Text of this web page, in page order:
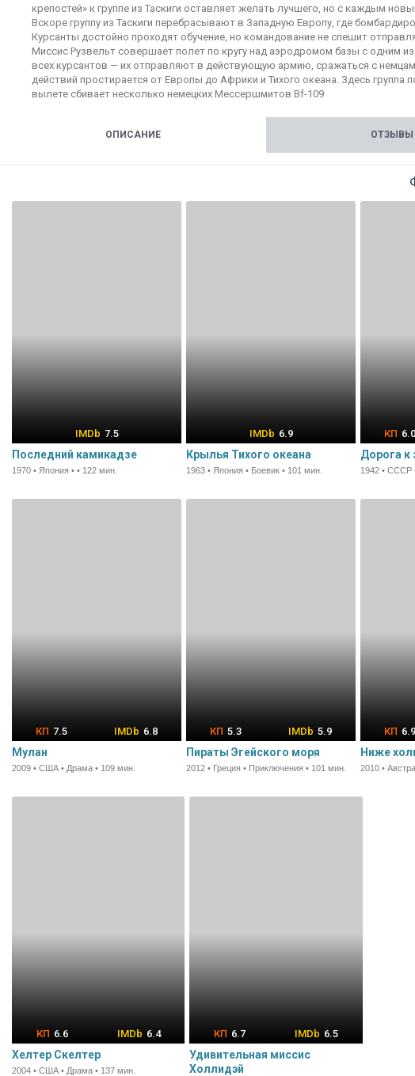
крепостей» к группе из Таскиги оставляет желать лучшего, но с каждым
Вскоре группу из Таскиги перебрасывают в Западную Европу, где
Курсанты достойно проходят обучение, но командование не спешит
Миссис Рузвельт совершает полет по кругу над аэродромом базы с одним
всех курсантов — их отправляют в действующую армию, сражаться с
действий простирается от Европы до Африки и Тихого океана. Здесь группа
вылете сбивает несколько немецких Мессершмитов Bf-109
ОПИСАНИЕ ОТЗЫВЫ
7.5
Последний камикадзе
1970 • Япония • • 122 мин.
6.9
Крылья Тихого океана
1963 • Япония • Боевик • 101 мин.
6.0
Дорога к
1942 • СССР
7.5 6.8
Мулан
2009 • США • Драма • 109 мин.
5.3 5.9
Пираты Эгейского моря
2012 • Греция • Приключения • 101 мин.
6.9
Ниже
2010 •
6.6 6.4
Хелтер Скелтер
2004 • США • Драма • 137 мин.
6.7 6.5
Удивительная миссис
Холлидэй